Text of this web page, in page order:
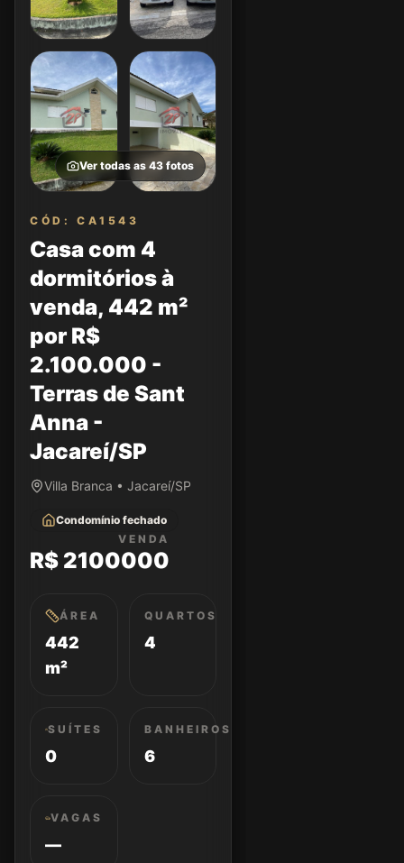
Ver todas as 43 fotos
CÓD: CA1543
Casa com 4
dormitórios à
venda, 442 m²
por R$
2.100.000 -
Terras de Sant
Anna -
Jacareí/SP
Villa Branca • Jacareí/SP
Condomínio fechado
VENDA
R$ 2100000
ÁREA
442
m²
QUARTOS
4
SUÍTES
0
BANHEIROS
6
VAGAS
—